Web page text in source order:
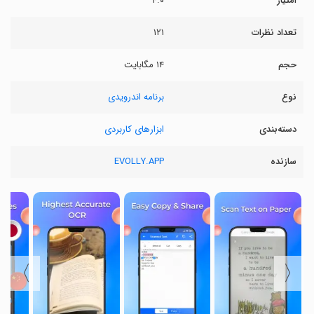
تعداد نظرات ۱۲۱
حجم ۱۴ مگابایت
نوع برنامه اندرویدی
دسته‌بندی ابزارهای کاربردی
سازنده EVOLLY.APP
〈
〉